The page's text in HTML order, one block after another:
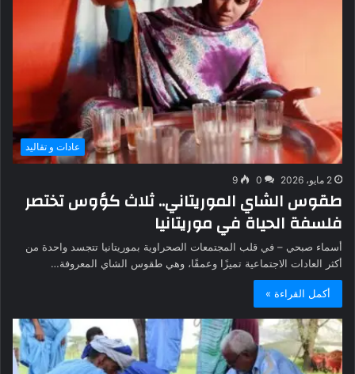
عادات و تقاليد
2 مايو، 2026 0
9
طقوس الشاي الموريتاني.. ثلاث كؤوس تختصر
فلسفة الحياة في موريتانيا
أسماء صبحي – في قلب المجتمعات الصحراوية بموريتانيا تتجسد واحدة من
أكثر العادات الاجتماعية تميزًا وعمقًا، وهي طقوس الشاي المعروفة…
أكمل القراءة »